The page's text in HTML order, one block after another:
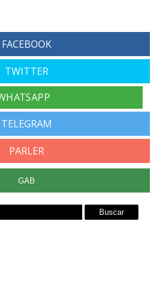
FACEBOOK
TWITTER
TELEGRAM
PARLER
GAB